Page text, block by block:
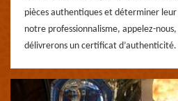
pièces authentiques et déterminer
notre professionnalisme, appelez-nous,
délivrerons un certificat d’authenticité.